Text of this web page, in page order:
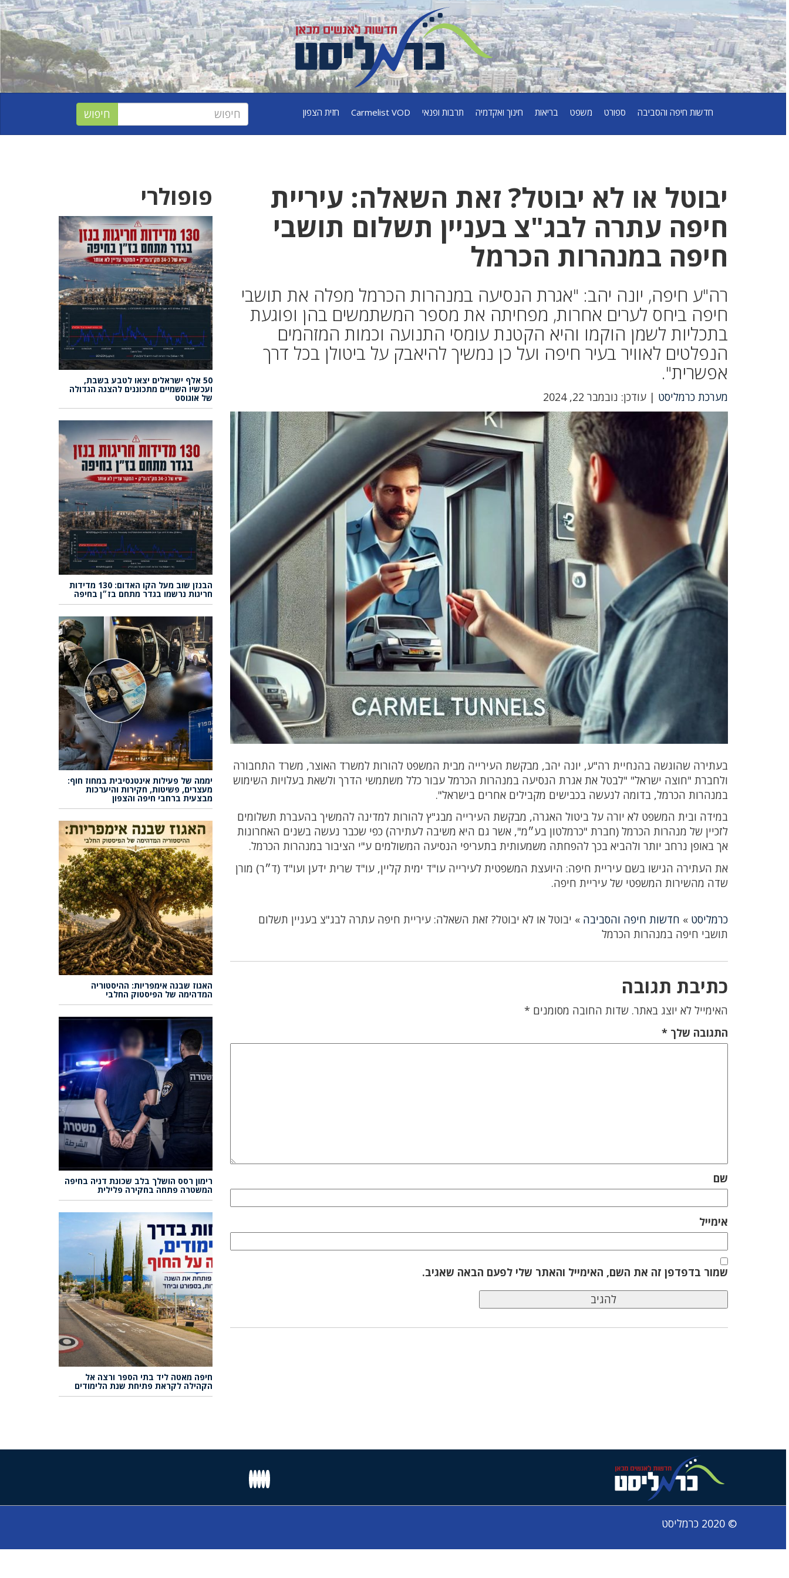
חדשות חיפה והסביבה ספורט משפט בריאות חינוך ואקדמיה תרבות ופנאי Carmelist VOD חזית הצפון
יבוטל או לא יבוטל? זאת השאלה: עיריית
חיפה עתרה לבג"צ בעניין תשלום תושבי
חיפה במנהרות הכרמל
רה"ע חיפה, יונה יהב: "אגרת הנסיעה במנהרות הכרמל מפלה את תושבי
חיפה ביחס לערים אחרות, מפחיתה את מספר המשתמשים בהן ופוגעת
בתכליות לשמן הוקמו והיא הקטנת עומסי התנועה וכמות המזהמים
הנפלטים לאוויר בעיר חיפה ועל כן נמשיך להיאבק על ביטולן בכל דרך
אפשרית".
מערכת כרמליסט | עודכן: נובמבר 22, 2024
בעתירה שהוגשה בהנחיית רה"ע, יונה יהב, מבקשת העירייה מבית המשפט להורות למשרד האוצר, משרד התחבורה
ולחברת "חוצה ישראל" "לבטל את אגרת הנסיעה במנהרות הכרמל עבור כלל משתמשי הדרך ולשאת בעלויות השימוש
במנהרות הכרמל, בדומה לנעשה בכבישים מקבילים אחרים בישראל".
במידה ובית המשפט לא יורה על ביטול האגרה, מבקשת העירייה מבג"ץ להורות למדינה להמשיך בהעברת תשלומים
לזכיין של מנהרות הכרמל (חברת "כרמלטון בע״מ", אשר גם היא משיבה לעתירה) כפי שכבר נעשה בשנים האחרונות
אך באופן נרחב יותר ולהביא בכך להפחתה משמעותית בתעריפי הנסיעה המשולמים ע"י הציבור במנהרות הכרמל.
את העתירה הגישו בשם עיריית חיפה: היועצת המשפטית לעירייה עו"ד ימית קליין, עו"ד שרית ידען ועו"ד (ד״ר) מורן
שדה מהשירות המשפטי של עיריית חיפה.
כרמליסט » חדשות חיפה והסביבה » יבוטל או לא יבוטל? זאת השאלה: עיריית חיפה עתרה לבג"צ בעניין תשלום
תושבי חיפה במנהרות הכרמל
כתיבת תגובה
האימייל לא יוצג באתר. שדות החובה מסומנים *
התגובה שלך*
שם
אימייל
שמור בדפדפן זה את השם, האימייל והאתר שלי לפעם הבאה שאגיב.
פופולרי
50 אלף ישראלים יצאו לטבע בשבת,
ועכשיו השמיים מתכוננים להצגה הגדולה
של אוגוסט
הבנזן שוב מעל הקו האדום: 130 מדידות
חריגות נרשמו בגדר מתחם בז״ן בחיפה
יממה של פעילות אינטנסיבית במחוז חוף:
מעצרים, פשיטות, חקירות והיערכות
מבצעית ברחבי חיפה והצפון
האגוז שבנה אימפריות: ההיסטוריה
המדהימה של הפיסטוק החלבי
רימון רסס הושלך בלב שכונת דניה בחיפה
המשטרה פתחה בחקירה פלילית
חיפה מאטה ליד בתי הספר ורצה אל
הקהילה לקראת פתיחת שנת הלימודים
© 2020 כרמליסט